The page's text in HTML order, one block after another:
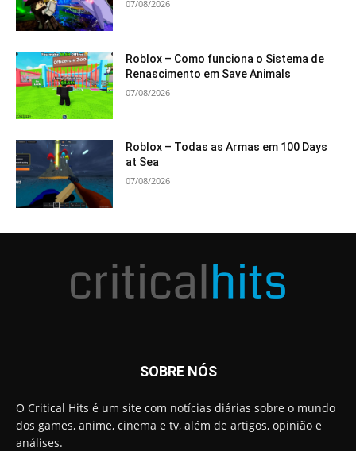
07/08/2026
Roblox – Como funciona o Sistema de
Renascimento em Save Animals
07/08/2026
Roblox – Todas as Armas em 100 Days
at Sea
07/08/2026
SOBRE NÓS
O Critical Hits é um site com notícias diárias sobre o mundo
dos games, anime, cinema e tv, além de artigos, opinião e
análises.